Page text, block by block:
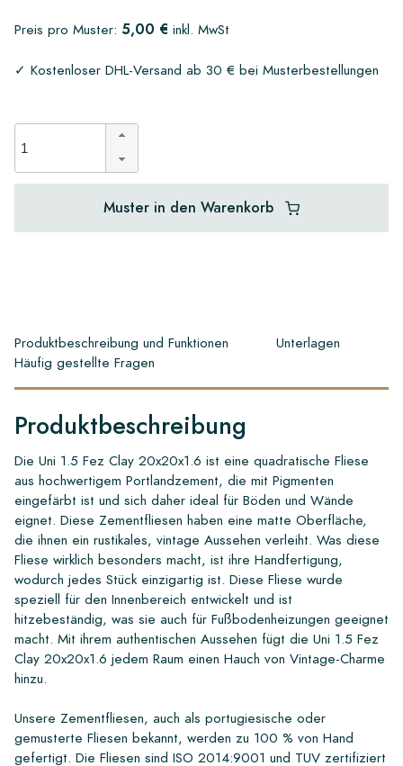
Preis pro Muster: 5,00 € inkl. MwSt
✓ Kostenloser DHL-Versand ab 30 € bei Musterbestellungen
Muster in den Warenkorb
Produktbeschreibung und Funktionen
Unterlagen
Häufig gestellte Fragen
Produktbeschreibung
Die Uni 1.5 Fez Clay 20x20x1.6 ist eine quadratische Fliese
aus hochwertigem Portlandzement, die mit Pigmenten
eingefärbt ist und sich daher ideal für Böden und Wände
eignet. Diese Zementfliesen haben eine matte Oberfläche,
die ihnen ein rustikales, vintage Aussehen verleiht. Was diese
Fliese wirklich besonders macht, ist ihre Handfertigung,
wodurch jedes Stück einzigartig ist. Diese Fliese wurde
speziell für den Innenbereich entwickelt und ist
hitzebeständig, was sie auch für Fußbodenheizungen geeignet
macht. Mit ihrem authentischen Aussehen fügt die Uni 1.5 Fez
Clay 20x20x1.6 jedem Raum einen Hauch von Vintage-Charme
hinzu.
Unsere Zementfliesen, auch als portugiesische oder
gemusterte Fliesen bekannt, werden zu 100 % von Hand
gefertigt. Die Fliesen sind ISO 2014:9001 und TUV zertifiziert